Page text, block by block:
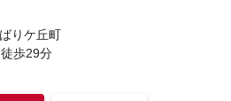
りケ丘町
徒歩29分